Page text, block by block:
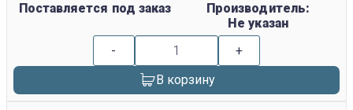
Поставляется под заказ
Производитель:
Не указан
-
+
В корзину